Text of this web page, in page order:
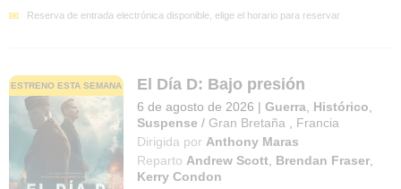
Reserva de entrada electrónica disponible, elige el horario para reservar
ESTRENO ESTA SEMANA El Día D: Bajo presión
6 de agosto de 2026 | Guerra Histórico
Suspense / Gran Bretaña
Francia
Dirigida por Anthony Maras
Reparto Andrew Scott Brendan Fraser
Kerry Condon